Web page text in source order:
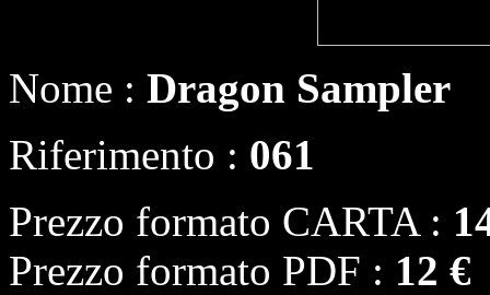
Nome : Dragon Sampler
Riferimento : 061
Prezzo formato CARTA :
Prezzo formato PDF : 12 €